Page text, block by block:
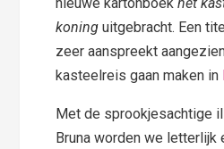
koning uitgebracht. Een
zeer aanspreekt
kasteelreis gaan maken in
Met de sprookjesachtige
Bruna worden we letterlijk